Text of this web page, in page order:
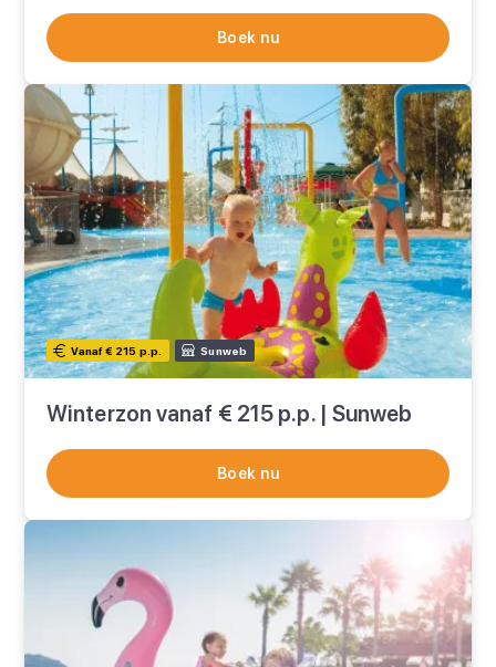
Boek nu
Vanaf € 215 p.p. Sunweb
Winterzon vanaf € 215 p.p. | Sunweb
Boek nu